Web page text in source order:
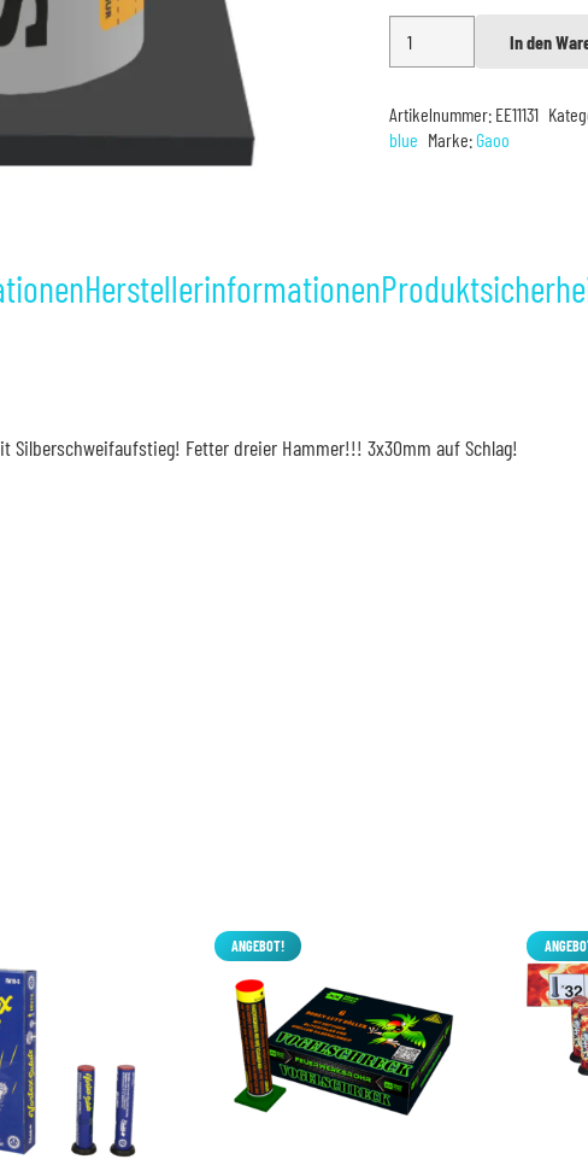
Blinker
Menge
In den
Alternative:
Artikelnummer: EE11131
blue Marke: Gaoo
Herstellerinformationen
Silberschweifaufstieg! Fetter dreier Hammer!!! 3x30mm auf Schlag!
ANGEBOT!